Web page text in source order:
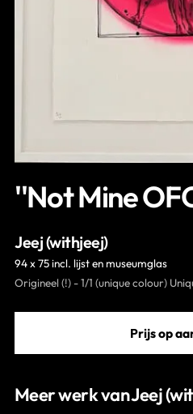
Nieuws & agenda
''Not Mine
Jeej (withjeej)
94 x 75 incl. lijst en museumglas
Origineel (!) - 1/1 (unique colour)
Prijs op
Meer werk van Jeej